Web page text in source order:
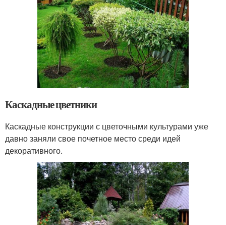
Каскадные цветники
Каскадные конструкции с цветочными культурами уже
давно заняли свое почетное место среди идей
декоративного.